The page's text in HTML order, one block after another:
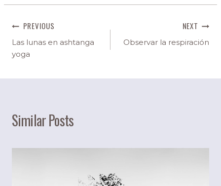
PREVIOUS
Las lunas en ashtanga
yoga
NEXT
Observar la respiración
Similar Posts